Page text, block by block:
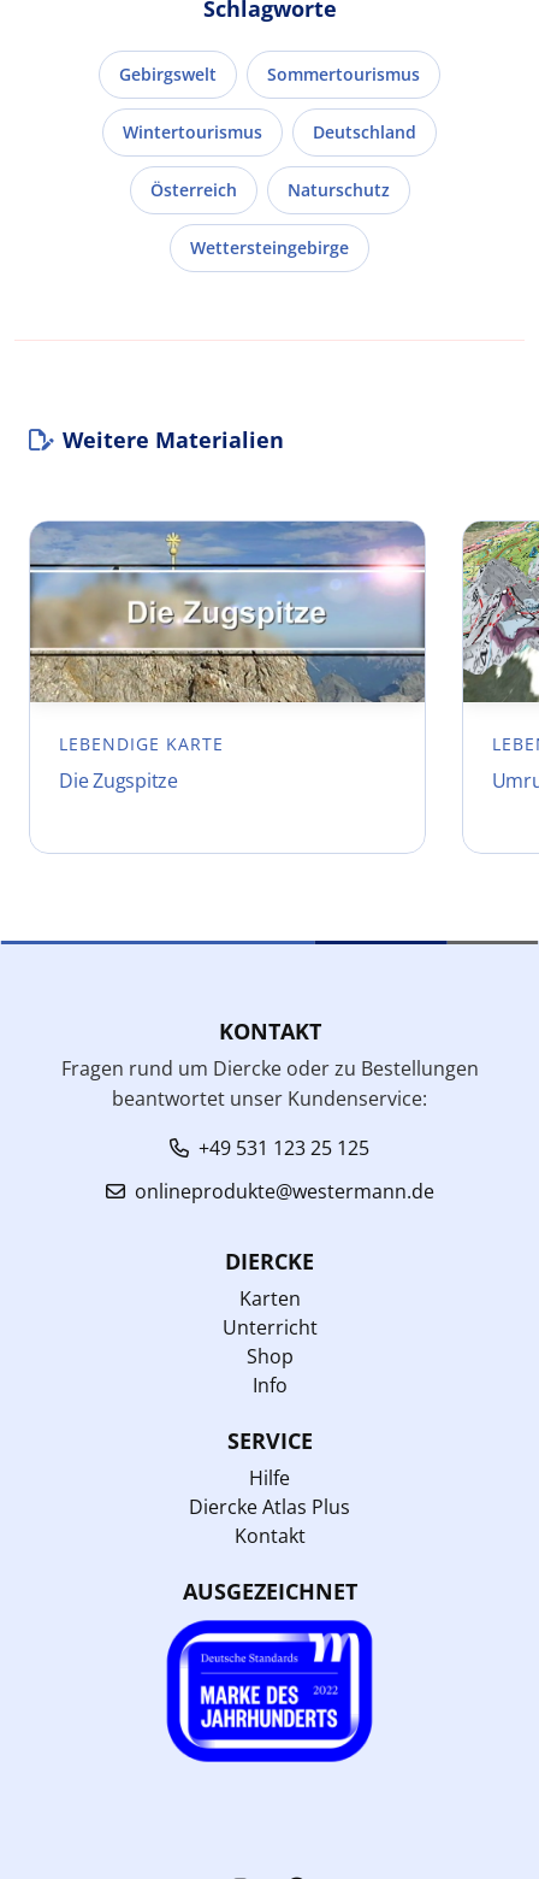
Schlagworte
Gebirgswelt Sommertourismus
Wintertourismus Deutschland
Österreich Naturschutz
Wettersteingebirge
Weitere Materialien
LEBENDIGE KARTE
Die Zugspitze
KONTAKT
Fragen rund um Diercke oder zu Bestellungen
beantwortet unser Kundenservice:
+49 531 123 25 125
onlineprodukte@westermann.de
DIERCKE
Karten
Unterricht
Shop
Info
SERVICE
Hilfe
Diercke Atlas Plus
Kontakt
AUSGEZEICHNET